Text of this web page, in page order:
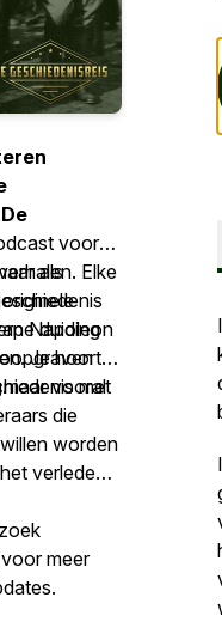
voor
Elke
Napoleon
als
duiding
Je hoort
vooral
met
die
worden
verleden
voor meer